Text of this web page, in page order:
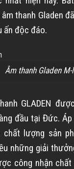
thanh Gladen
ấn độc đáo.
Âm thanh Gladen M-
GLADEN
đầu tại Đức.
lượng sản
những giải
công nhận